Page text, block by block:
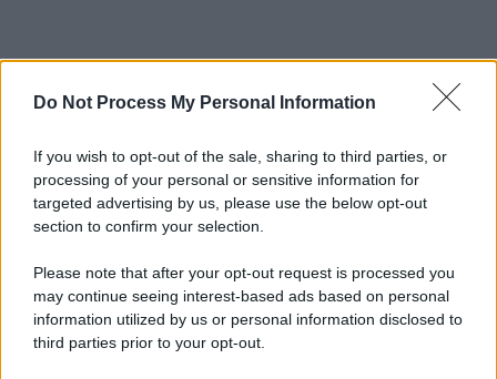
Do Not Process My Personal Information
If you wish to opt-out of the sale, sharing to third parties, or
processing of your personal or sensitive information for
targeted advertising by us, please use the below opt-out
section to confirm your selection.
Please note that after your opt-out request is processed you
may continue seeing interest-based ads based on personal
information utilized by us or personal information disclosed to
third parties prior to your opt-out.